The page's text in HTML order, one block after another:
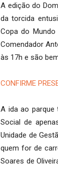
A edição do
da torcida
Copa do
Comendador
às 17h e são
CONFIRME
A ida ao parque
Social de
Unidade de
quem for de
Soares de